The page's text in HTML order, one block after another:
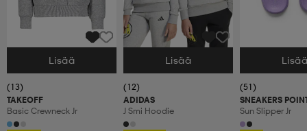
Valitse Koko
Lisää
(13)
TAKEOFF
Basic Crewneck Jr
Valitse Koko
Lisää
(12)
ADIDAS
J Smi Hoodie
Valitse Koko
(51)
SNEAKERS
Sun Slipper Jr